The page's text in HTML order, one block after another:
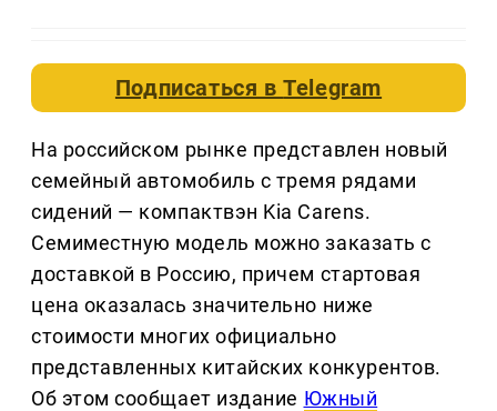
Подписаться вTelegram
На российском рынке представлен новый
семейный автомобиль с тремя рядами
сидений — компактвэн Kia Carens.
Семиместную модель можно заказать с
доставкой в Россию, причем стартовая
цена оказалась значительно ниже
стоимости многих официально
представленных китайских конкурентов.
Об этом сообщает издание Южный